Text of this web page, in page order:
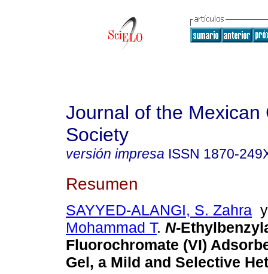
Journal of the Mexican
Society
versión impresa ISSN 1870-
Resumen
SAYYED-ALANGI, S. Zahra
Mohammad T. N-
Fluorochromate (VI)
Gel, a Mild and Selective